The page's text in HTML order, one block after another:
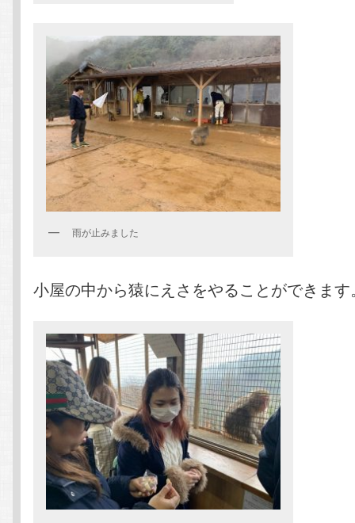
雨が止みました
小屋の中から猿にえさをやることができます